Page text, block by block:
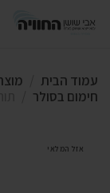
עמוד הבית
חימום בסולר
אזל המלאי